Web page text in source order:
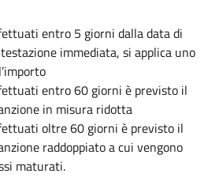
entro 5 giorni dalla data di
immediata, si applica uno
entro 60 giorni è previsto il
in misura ridotta
oltre 60 giorni è previsto il
raddoppiato a cui vengono
maturati.